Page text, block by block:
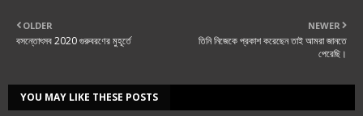
NEWER
তিনি নিজেকে প্রকাশ করেছেন তাই আমরা জানতে
পেরেছি।
OLDER
বসন্তোৎসব 2020 গুরুবরণের মুহূর্তে
YOU MAY LIKE THESE POSTS